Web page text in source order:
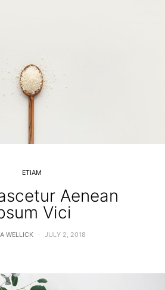
ETIAM
Aenean
Vici
WELLICK JULY 2, 2018